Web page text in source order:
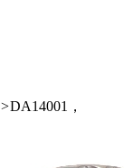
>DA14001，